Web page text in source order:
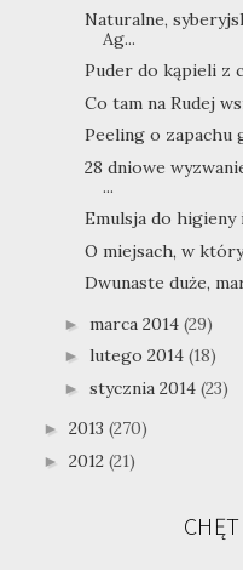
Naturalne,
Ag...
Puder do kąpieli z
Co tam na Rudej
Peeling o zapachu
28 dniowe
...
Emulsja do
O miejsach, w
Dwunaste duże,
► marca 2014 (29)
► lutego 2014 (18)
► stycznia 2014 (23)
► 2013 (270)
► 2012 (21)